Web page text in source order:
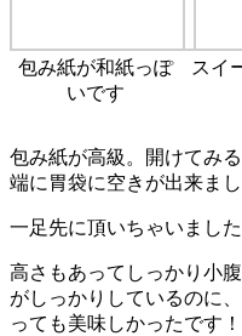
包み紙が和紙っぽ
いです
スイ
包み紙が高級。開けてみ
端に胃袋に空きが出来ま
一足先に頂いちゃいました
高さもあってしっかり小
がしっかりしているのに
っても美味しかったです